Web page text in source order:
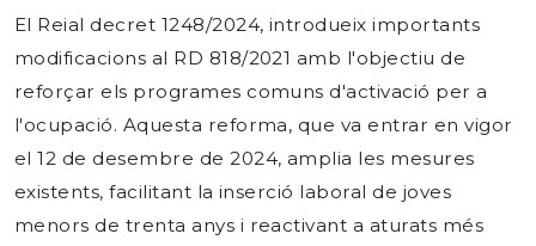
El Reial decret 1248/2024, introdueix importants
modificacions al RD 818/2021 amb l'objectiu de
reforçar els programes comuns d'activació per a
l'ocupació. Aquesta reforma, que va entrar en vigor
el 12 de desembre de 2024, amplia les mesures
existents, facilitant la inserció laboral de joves
menors de trenta anys i reactivant a aturats més